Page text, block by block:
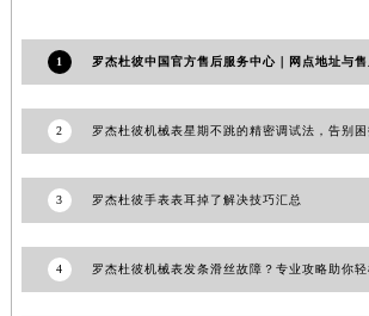
1
2 罗杰杜彼机械表星期不跳的精密调试法，告别
3 罗杰杜彼手表表耳掉了解决技巧汇总
4 罗杰杜彼机械表发条滑丝故障？专业攻略助你轻